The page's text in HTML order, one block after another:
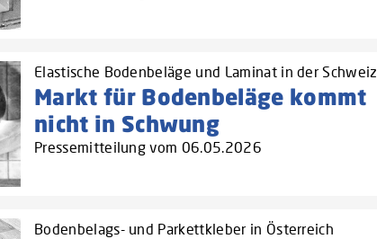
Elastische Bodenbeläge und Laminat in der Schweiz
Markt für Bodenbeläge kommt
nicht in Schwung
Pressemitteilung vom 06.05.2026
Bodenbelags- und Parkettkleber in Österreich